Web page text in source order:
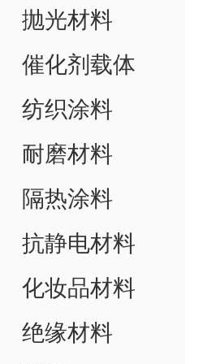
抛光材料
催化剂载体
纺织涂料
耐磨材料
隔热涂料
抗静电材料
化妆品材料
绝缘材料